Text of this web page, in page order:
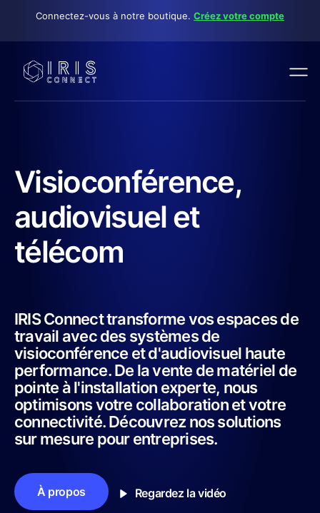
Connectez-vous à notre boutique. Créez votre compte
Visioconférence,
audiovisuel et
télécom
IRIS Connect transforme vos espaces de
travail avec des systèmes de
visioconférence et d'audiovisuel haute
performance. De la vente de matériel de
pointe à l'installation experte, nous
optimisons votre collaboration et votre
connectivité. Découvrez nos solutions
sur mesure pour entreprises.
À propos Regardez la vidéo